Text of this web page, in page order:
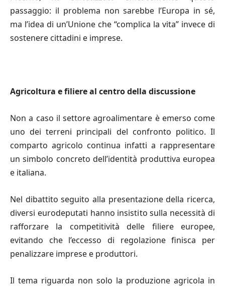
passaggio: il problema non sarebbe l’Europa in sé,
ma l’idea di un’Unione che “complica la vita” invece di
sostenere cittadini e imprese.
Agricoltura e filiere al centro della discussione
Non a caso il settore agroalimentare è emerso come
uno dei terreni principali del confronto politico. Il
comparto agricolo continua infatti a rappresentare
un simbolo concreto dell’identità produttiva europea
e italiana.
Nel dibattito seguito alla presentazione della ricerca,
diversi eurodeputati hanno insistito sulla necessità di
rafforzare la competitività delle filiere europee,
evitando che l’eccesso di regolazione finisca per
penalizzare imprese e produttori.
Il tema riguarda non solo la produzione agricola in